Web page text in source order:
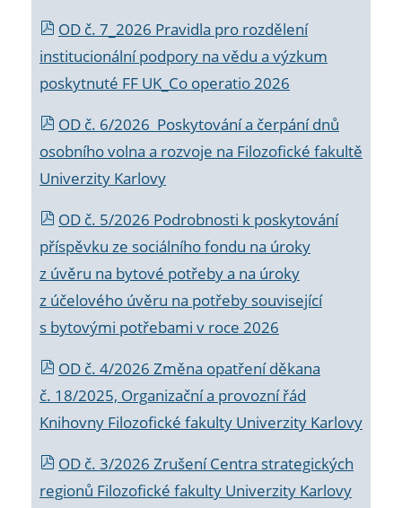
OD č. 7_2026 Pravidla pro rozdělení
institucionální podpory na vědu a výzkum
poskytnuté FF UK_Co operatio 2026
OD č. 6/2026 Poskytování a čerpání dnů
osobního volna a rozvoje na Filozofické fakultě
Univerzity Karlovy
OD č. 5/2026 Podrobnosti k poskytování
příspěvku ze sociálního fondu na úroky
z úvěru na bytové potřeby a na úroky
z účelového úvěru na potřeby související
s bytovými potřebami v roce 2026
OD č. 4/2026 Změna opatření děkana
č. 18/2025, Organizační a provozní řád
Knihovny Filozofické fakulty Univerzity Karlovy
OD č. 3/2026 Zrušení Centra strategických
regionů Filozofické fakulty Univerzity Karlovy